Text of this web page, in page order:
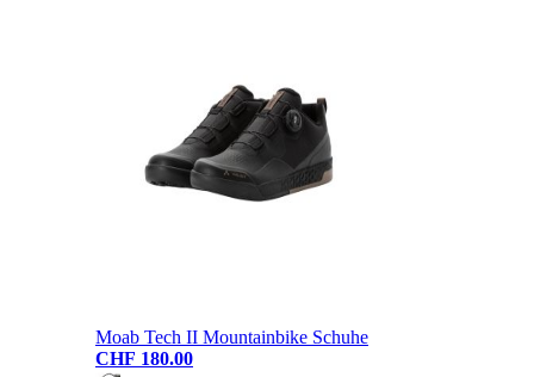
Moab Tech II Mountainbike Schuhe
CHF 180.00